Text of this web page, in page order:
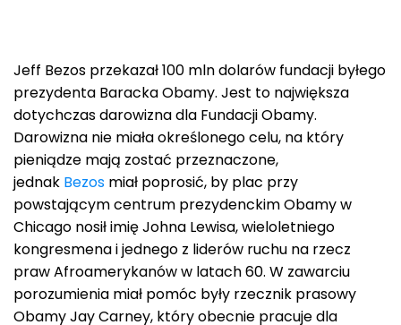
Jeff Bezos przekazał 100 mln dolarów fundacji byłego
prezydenta Baracka Obamy. Jest to największa
dotychczas darowizna dla Fundacji Obamy.
Darowizna nie miała określonego celu, na który
pieniądze mają zostać przeznaczone,
jednak Bezos miał poprosić, by plac przy
powstającym centrum prezydenckim Obamy w
Chicago nosił imię Johna Lewisa, wieloletniego
kongresmena i jednego z liderów ruchu na rzecz
praw Afroamerykanów w latach 60. W zawarciu
porozumienia miał pomóc były rzecznik prasowy
Obamy Jay Carney, który obecnie pracuje dla